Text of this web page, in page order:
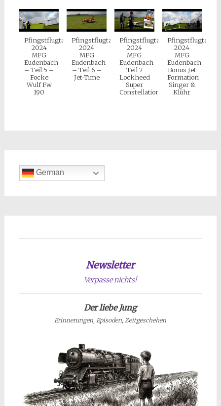
Pfingstflugtag
2024
MFG
Eudenbach
– Teil 5 –
Focke
Wulf Fw
190
Pfingstflugtag
2024
MFG
Eudenbach
– Teil 6 –
Jet-Time
Pfingstflugtag
2024
MFG
Eudenbach
Teil 7
Lockheed
Super
Constellation
Pfingstflugtag
2024
MFG
Eudenbach
Bonus Jet
Formation
Singer &
Klühr
German
Newsletter
Verpasse nichts!
Der liebe Jung
Erinnerungen, Episoden, Zeitgeschehen